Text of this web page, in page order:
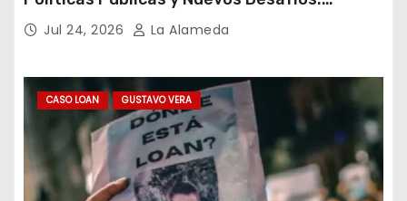
Argentina y el Mundo – Julio 2026
Jul 24, 2026 La Alameda
CASO LOAN GUSTAVO VERA